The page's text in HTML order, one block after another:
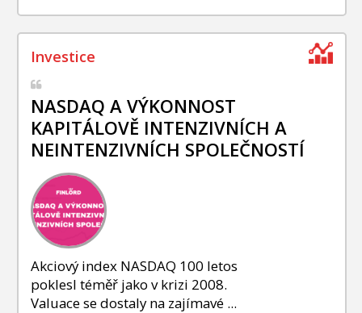
NASDAQ A VÝKONNOST
KAPITÁLOVĚ INTENZIVNÍCH A
NEINTENZIVNÍCH SPOLEČNOSTÍ
Akciový index NASDAQ 100 letos
poklesl téměř jako v krizi 2008.
Valuace se dostaly na zajímavé ...